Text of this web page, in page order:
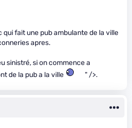
qui fait une pub ambulante de la ville
apres.
sinistré, si on commence a
de la pub a la ville
" />.